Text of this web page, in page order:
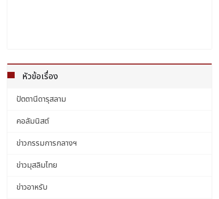
หัวข้อเรื่อง
ปัตตานีดารุสลาม
คอลัมนิสต์
ข่าวกรรมการกลางฯ
ข่าวมุสลิมไทย
ข่าวอาหรับ